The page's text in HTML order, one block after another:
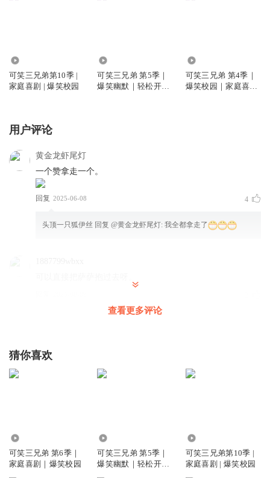
可笑三兄弟第10季 |
家庭喜剧 | 爆笑校园
可笑三兄弟 第5季｜
爆笑幽默｜轻松开学
可笑三兄弟 第4季｜
爆笑校园｜家庭喜剧
用户评论
黄金龙虾尾灯
一个赞拿走一个。
回复 2025-06-08 4
头顶一只狐伊丝 回复 @黄金龙虾尾灯: 我全都拿走了
听友370932129
居然小七了来了⁉️
查看更多评论
猜你喜欢
可笑三兄弟 第6季｜
家庭喜剧｜爆笑校园
可笑三兄弟 第5季｜
爆笑幽默｜轻松开学
可笑三兄弟第10季 |
家庭喜剧 | 爆笑校园